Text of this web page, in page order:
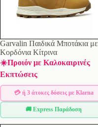
Garvalin Παιδικά Μποτάκια με
Κορδόνια Κίτρινα
☀️Προιόν με Καλοκαιρινές
Εκπτώσεις
💳 ή 3 άτοκες δόσεις με Klarna
🚚 Express Παράδοση